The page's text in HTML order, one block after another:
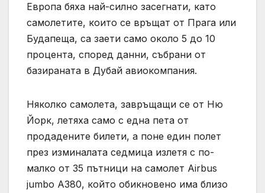
Европа бяха най-силно засегнати, като
самолетите, които се връщат от Прага или
Будапеща, са заети само около 5 до 10
процента, според данни, събрани от
базираната в Дубай авиокомпания.
Няколко самолета, завръщащи се от Ню
Йорк, летяха само с една пета от
продадените билети, а поне един полет
през изминалата седмица излетя с по-
малко от 35 пътници на самолет Airbus
jumbo A380, който обикновено има близо